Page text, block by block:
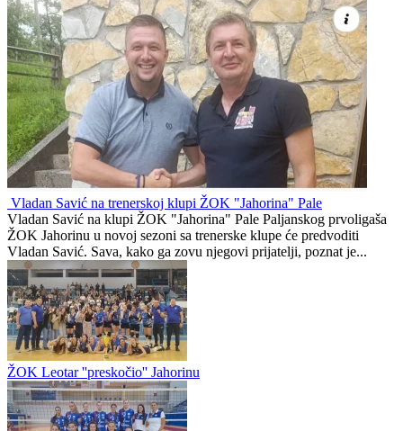
Derbi u Višegradu, hercegovački u Nevesinju, lider u Banjoj Luci
Paljanke u Višegradu
Jahorina
0 0